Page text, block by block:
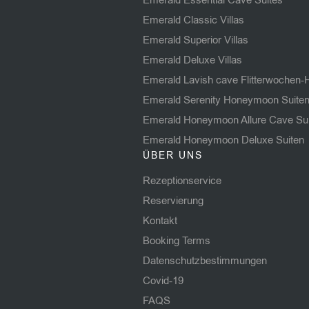
Emerald Classic Villas
Emerald Superior Villas
Emerald Deluxe Villas
Emerald Lavish cave Flitterwochen-
Emerald Serenity Honeymoon Suiten
Emerald Honeymoon Allure Cave
Emerald Honeymoon Deluxe Suiten
ÜBER UNS
Rezeptionservice
Reservierung
Kontakt
Booking Terms
Datenschutzbestimmungen
Covid-19
FAQS